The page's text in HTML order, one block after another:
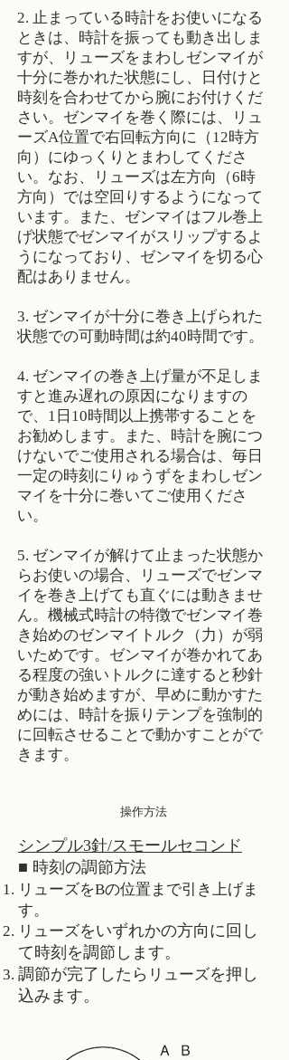
2. 止まっている時計をお使いになる
ときは、時計を振っても動き出しま
すが、リューズをまわしゼンマイが
十分に巻かれた状態にし、日付けと
時刻を合わせてから腕にお付けくだ
さい。ゼンマイを巻く際には、リュ
ーズA位置で右回転方向に（12時方
向）にゆっくりとまわしてくださ
い。なお、リューズは左方向（6時
方向）では空回りするようになって
います。また、ゼンマイはフル巻上
げ状態でゼンマイがスリップするよ
うになっており、ゼンマイを切る心
配はありません。
3. ゼンマイが十分に巻き上げられた
状態での可動時間は約40時間です。
4. ゼンマイの巻き上げ量が不足しま
すと進み遅れの原因になりますの
で、1日10時間以上携帯することを
お勧めします。また、時計を腕につ
けないでご使用される場合は、毎日
一定の時刻にりゅうずをまわしゼン
マイを十分に巻いてご使用くださ
い。
5. ゼンマイが解けて止まった状態か
らお使いの場合、リューズでゼンマ
イを巻き上げても直ぐには動きませ
ん。機械式時計の特徴でゼンマイ巻
き始めのゼンマイトルク（力）が弱
いためです。ゼンマイが巻かれてあ
る程度の強いトルクに達すると秒針
が動き始めますが、早めに動かすた
めには、時計を振りテンプを強制的
に回転させることで動かすことがで
きます。
操作方法
シンプル3針/スモールセコンド
■ 時刻の調節方法
リューズをBの位置まで引き上げま
す。
リューズをいずれかの方向に回し
て時刻を調節します。
調節が完了したら リューズを押し
込みます。